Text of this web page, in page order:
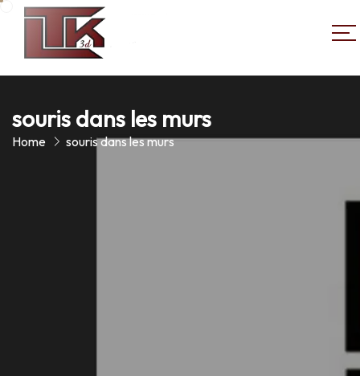
souris dans les murs
Home souris dans les murs